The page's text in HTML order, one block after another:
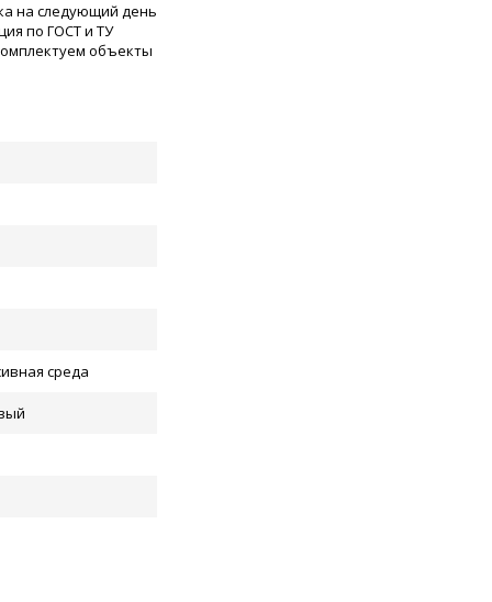
на следующий день
по ГОСТ и ТУ
объекты
среда